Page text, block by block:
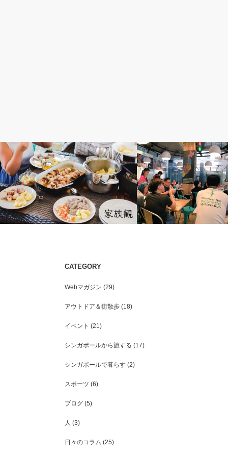
シンガポール人の家族観CATEGORY
Webマガジン (29)
アウトドア＆街散歩(18)
イベント (21)
シンガポールから旅する (17)
シンガポールで暮らす(2)
スポーツ (6)
ブログ(5)
人 (3)
日々のコラム (25)